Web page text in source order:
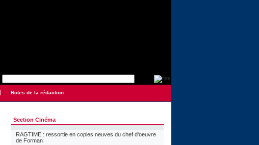
Notes de la rédaction
Section Cinéma
RAGTIME : ressortie en copies neuves du chef d'oeuvre
de Forman